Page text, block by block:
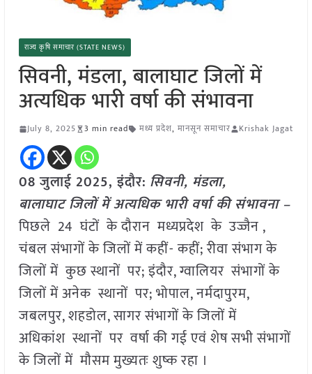
राज्य कृषि समाचार (STATE NEWS)
सिवनी, मंडला, बालाघाट जिलों में
अत्यधिक भारी वर्षा की संभावना
July 8, 2025 3 min read मध्य प्रदेश, मानसून समाचार Krishak Jagat
08 जुलाई 2025,इंदौर: सिवनी, मंडला,
बालाघाट जिलों में अत्यधिक भारी वर्षा की संभावना –
पिछले 24 घंटों के दौरान मध्यप्रदेश के उज्जैन ,
चंबल संभागों के जिलों में कहीं- कहीं; रीवा संभाग के
जिलों में कुछ स्थानों पर; इंदौर, ग्वालियर संभागों के
जिलों में अनेक स्थानों पर; भोपाल, नर्मदापुरम,
जबलपुर, शहडोल, सागर संभागों के जिलों में
अधिकांश स्थानों पर वर्षा की गई एवं शेष सभी संभागों
के जिलों में मौसम मुख्यतः शुष्क रहा ।